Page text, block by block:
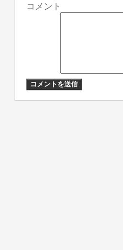
コメント